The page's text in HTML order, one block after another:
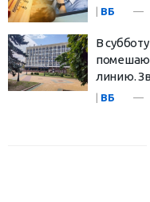
ВБ
В
линию.
| ВБ